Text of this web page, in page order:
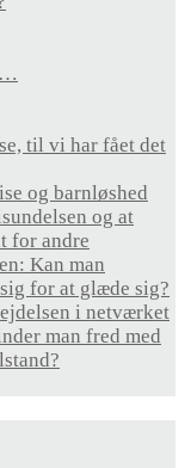
til vi har fået det
og barnløshed
og at
for andre
Kan man
for at glæde sig?
i netværket
man fred med